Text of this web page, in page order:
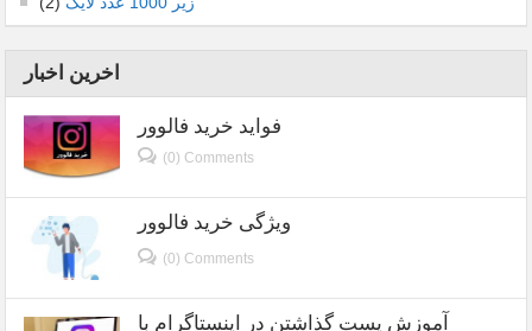
اخرین اخبار
فواید خرید فالوور
(0) Comments
ویژگی خرید فالوور
(0) Comments
آموزش پست گذاشتن در اینستاگرام با